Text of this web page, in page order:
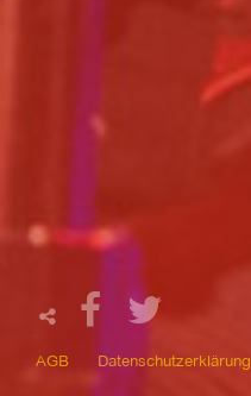
AGB Datenschutzerklärung